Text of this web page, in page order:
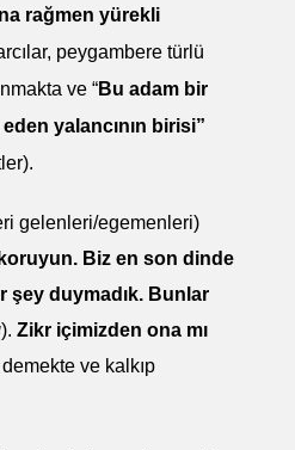
rağmen yürekli
peygambere türlü
ve “Bu adam bir
yalancının birisi”
gelenleri/egemenleri)
koruyun. Biz en son dinde
şey duymadık. Bunlar
). Zikr içimizden ona mı
ve kalkıp